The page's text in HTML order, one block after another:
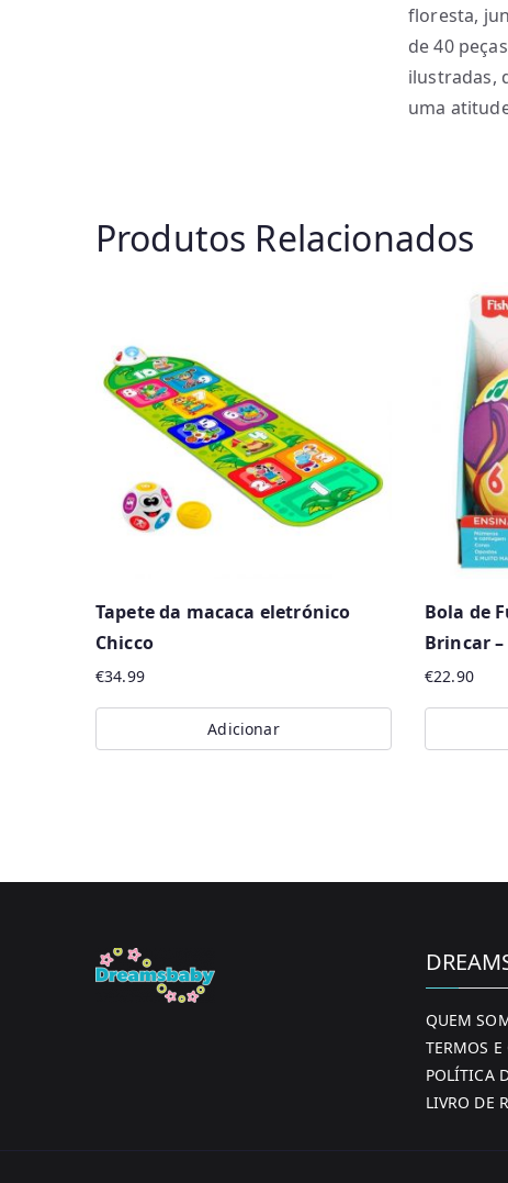
floresta,
de 40
ilustradas,
uma
Produtos Relacionados
Tapete da macaca eletrónico
Chicco
€34.99
Adicionar
Bola de
Brincar
€22.90
QUEM
TERMOS
POLÍTICA
LIVRO DE